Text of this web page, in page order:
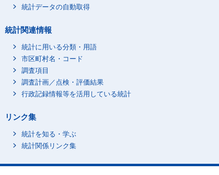
統計データの自動取得
統計関連情報
統計に用いる分類・用語
市区町村名・コード
調査項目
調査計画／点検・評価結果
行政記録情報等を活用している統計
リンク集
統計を知る・学ぶ
統計関係リンク集